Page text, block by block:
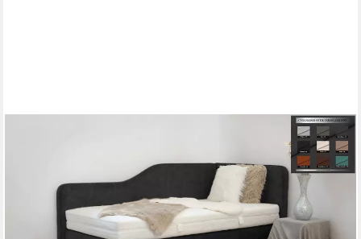
Boxspringbett Box Alexandria K Bettkasten Kopfteil verstellbar,
mit einzigartigem Belüftungssystem
ab 963,00 €